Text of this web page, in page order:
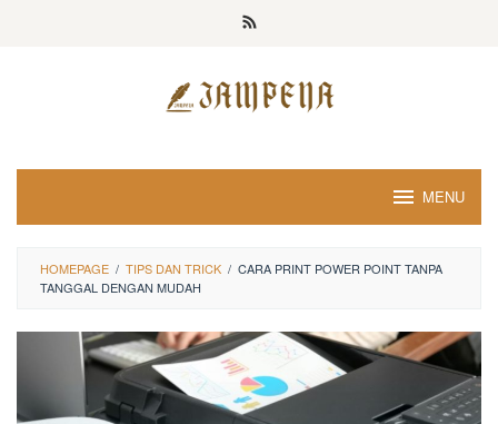
MENU
HOMEPAGE / TIPS DAN TRICK / CARA PRINT POWER POINT TANPA
TANGGAL DENGAN MUDAH